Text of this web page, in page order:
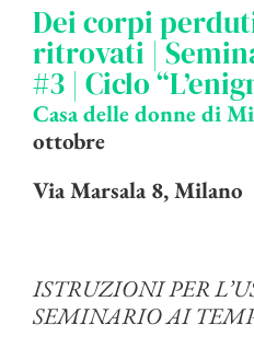
Dei corpi
ritrovati |
#3 | Ciclo
Casa delle donne di
ottobre
Via Marsala 8, Milano
ISTRUZIONI PER
SEMINARIO AI